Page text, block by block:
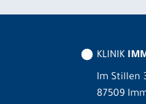
KLINIK
Im Stillen
87509